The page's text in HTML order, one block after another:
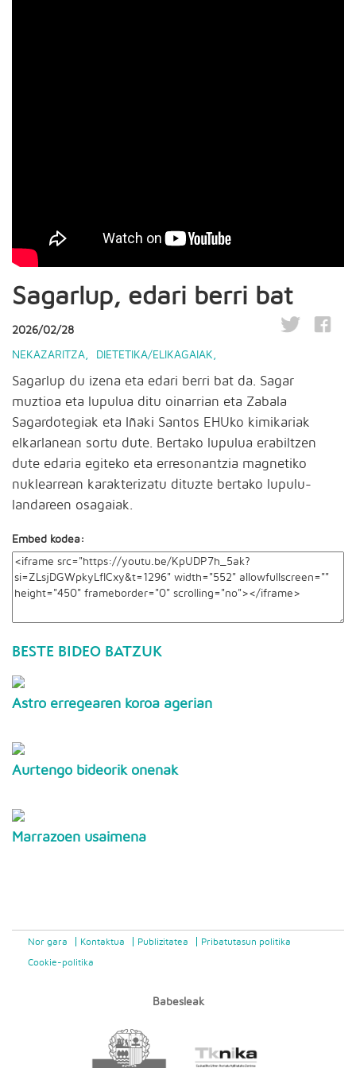
Sagarlup, edari berri bat
2026/02/28
NEKAZARITZA DIETETIKA/ELIKAGAIAK
Sagarlup du izena eta edari berri bat da. Sagar
muztioa eta lupulua ditu oinarrian eta Zabala
Sagardotegiak eta Iñaki Santos EHUko kimikariak
elkarlanean sortu dute. Bertako lupulua erabiltzen
dute edaria egiteko eta erresonantzia magnetiko
nuklearrean karakterizatu dituzte bertako lupulu-
landareen osagaiak.
Embed kodea:
BESTE BIDEO BATZUK
Astro erregearen koroa agerian
Aurtengo bideorik onenak
Marrazoen usaimena
Nor gara Kontaktua Publizitatea Pribatutasun politika
Cookie-politika
Babesleak